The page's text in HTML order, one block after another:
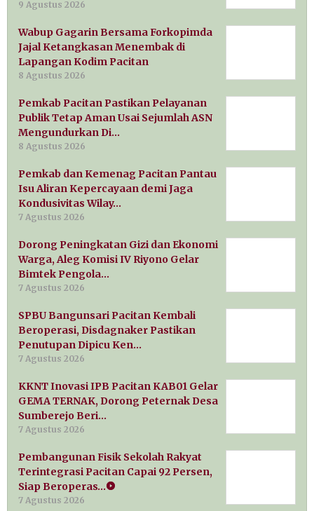
9 Agustus 2026
Wabup Gagarin Bersama Forkopimda
Jajal Ketangkasan Menembak di
Lapangan Kodim Pacitan
8 Agustus 2026
Pemkab Pacitan Pastikan Pelayanan
Publik Tetap Aman Usai Sejumlah ASN
Mengundurkan Di…
8 Agustus 2026
Pemkab dan Kemenag Pacitan Pantau
Isu Aliran Kepercayaan demi Jaga
Kondusivitas Wilay…
7 Agustus 2026
Dorong Peningkatan Gizi dan Ekonomi
Warga, Aleg Komisi IV Riyono Gelar
Bimtek Pengola…
7 Agustus 2026
SPBU Bangunsari Pacitan Kembali
Beroperasi, Disdagnaker Pastikan
Penutupan Dipicu Ken…
7 Agustus 2026
KKNT Inovasi IPB Pacitan KAB01 Gelar
GEMA TERNAK, Dorong Peternak Desa
Sumberejo Beri…
7 Agustus 2026
Pembangunan Fisik Sekolah Rakyat
Terintegrasi Pacitan Capai 92 Persen,
Siap Beroperas…
7 Agustus 2026